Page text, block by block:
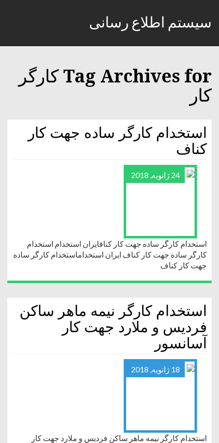
سیستم اطلاع رسانی
Tag Archives for کارگر
کار
استخدام کارگر ساده جهت کار
کناف
24 ژانویه, 2018
استخدام کارگر ساده جهت کار کنافایران استخدام استخدام
کارگر ساده جهت کار کناف ایران استخداماستخدام کارگر ساده
جهت کار کناف
استخدام کارگر نیمه ماهر ساکن
فردیس و ملارد جهت کار
آسانسور
18 ژانویه, 2018
استخدام کارگر نیمه ماهر ساکن فردیس و ملارد جهت کار